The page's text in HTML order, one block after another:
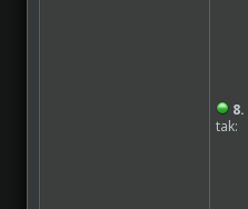
8.
tak: